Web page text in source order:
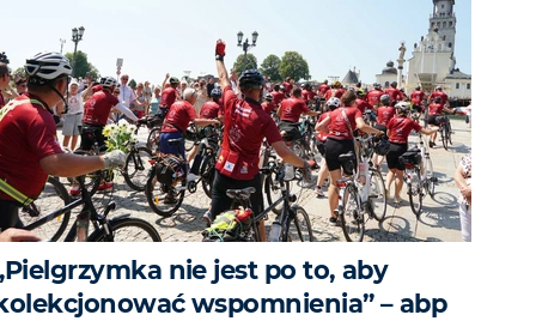
nie jest po to, aby
wspomnienia” – abp